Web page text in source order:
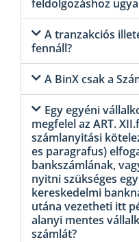
feldolgozáshoz
A tranzakciós
fennáll?
A BinX csak a
Egy egyéni
megfelel az ART.
számlanyitási
es paragrafus)
bankszámlának,
nyitni szükséges
kereskedelmi
utána vezetheti itt
alanyi mentes
számlát?